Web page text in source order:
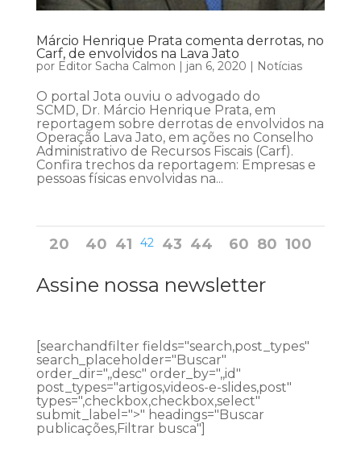
Márcio Henrique Prata comenta derrotas, no
Carf, de envolvidos na Lava Jato
por Editor Sacha Calmon | jan 6, 2020 | Notícias
O portal Jota ouviu o advogado do
SCMD, Dr. Márcio Henrique Prata, em
reportagem sobre derrotas de envolvidos na
Operação Lava Jato, em ações no Conselho
Administrativo de Recursos Fiscais (Carf).
Confira trechos da reportagem: Empresas e
pessoas físicas envolvidas na...
20 40 41 42 43 44 60 80 100
Assine nossa newsletter
[searchandfilter fields="search,post_types"
search_placeholder="Buscar"
order_dir=",,desc" order_by=",,id"
post_types="artigos,videos-e-slides,post"
types=",checkbox,checkbox,select"
submit_label=">" headings="Buscar
publicações,Filtrar busca"]